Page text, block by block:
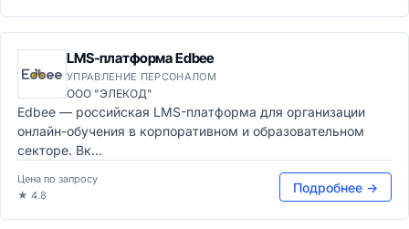
LMS-платформа Edbee
УПРАВЛЕНИЕ ПЕРСОНАЛОМ
ООО "ЭЛЕКОД"
Edbee — российская LMS-платформа для организации
онлайн-обучения в корпоративном и образовательном
секторе. Вк...
Цена по запросу
★ 4.8
Подробнее →